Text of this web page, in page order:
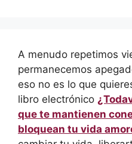
A menudo repetimos
permanecemos
eso no es lo que
libro electrónico
que te mantienen
bloquean tu vida